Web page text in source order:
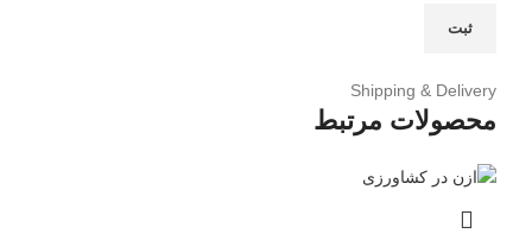
Shipping & Delivery
محصولات مرتبط